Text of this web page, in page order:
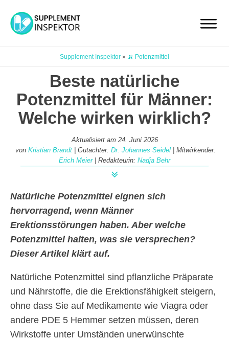
Supplement Inspektor » 🍌 Potenzmittel
Beste natürliche
Potenzmittel für Männer:
Welche wirken wirklich?
Aktualisiert am 24. Juni 2026
von Kristian Brandt | Gutachter: Dr. Johannes Seidel | Mitwirkender:
Erich Meier| Redakteurin: Nadja Behr
Natürliche Potenzmittel eignen sich
hervorragend, wenn Männer
Erektionsstörungen haben. Aber welche
Potenzmittel halten, was sie versprechen?
Dieser Artikel klärt auf.
Natürliche Potenzmittel sind pflanzliche Präparate
und Nährstoffe, die die Erektionsfähigkeit steigern,
ohne dass Sie auf Medikamente wie Viagra oder
andere PDE 5 Hemmer setzen müssen, deren
Wirkstoffe unter Umständen unerwünschte